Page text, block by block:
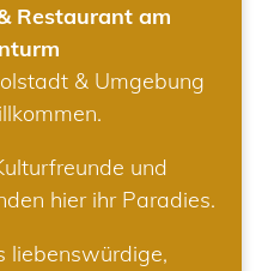
Restaurant am
& Umgebung
und
hier ihr Paradies.
liebenswürdige,